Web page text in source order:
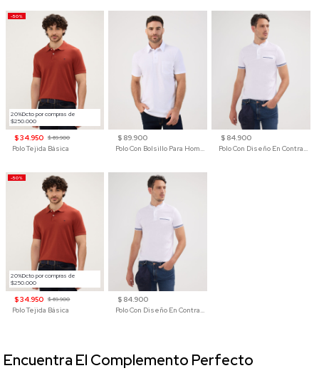
20%Dcto por compras de
$250.000
-50%
$ 34.950 $ 69.900
Polo Tejida Básica
$ 89.900
Polo Con Bolsillo Para Hombre
$ 84.900
Polo Con Diseño En Contraste
20%Dcto por compras de
$250.000
-50%
$ 34.950 $ 69.900
Polo Tejida Básica
$ 84.900
Polo Con Diseño En Contraste
Encuentra El Complemento Perfecto